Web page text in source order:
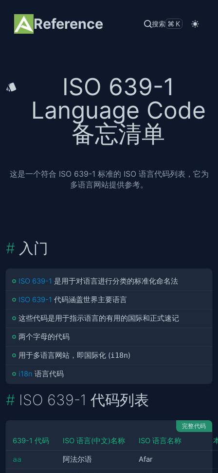
Reference 搜索 ⌘K
ISO 639-1
Language Code
备忘清单
这是一个符合 ISO 639-1 标准的 ISO 语言代码列表，它为
多语言网站提供参考。
入门
ISO 639-1 是用于对语言进行分类的标准化命名法
ISO 639-1 代码涵盖世界主要语言
这些代码是用于指示语言的有用的国际和正式速记
两个字母的代码
用于多语言网站，即国际化 (i18n)
i18n 语言代码
ISO 639-1 代码列表
完整代码
639-1 代码 ISO 语言(中文)名称 ISO 语言名称
aa 阿法尔语 Afar